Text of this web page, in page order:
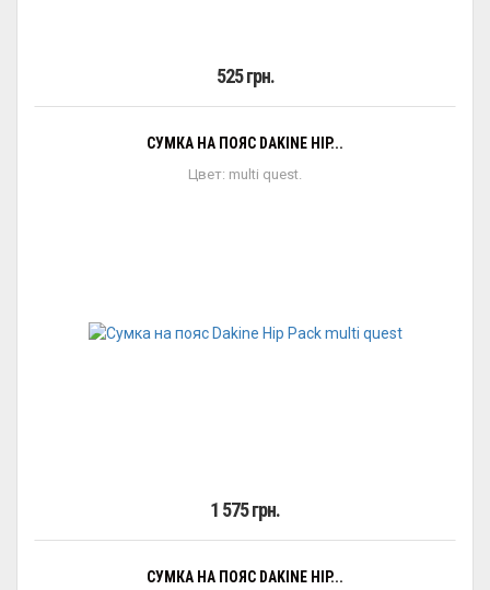
525 грн.
СУМКА НА ПОЯС DAKINE HIP...
Цвет: multi quest.
1 575 грн.
СУМКА НА ПОЯС DAKINE HIP...